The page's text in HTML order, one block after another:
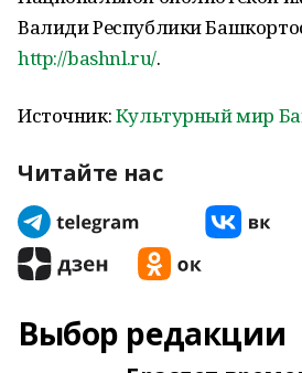
Валиди Республики
http://bashnl.ru/.
Источник:Культурный мир
Читайте нас
Выбор редакции